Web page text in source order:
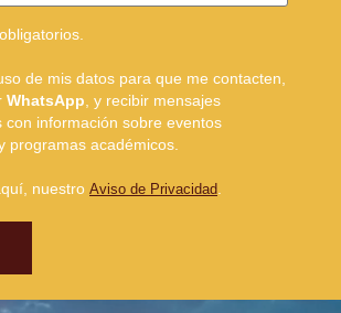
de mis datos para que me contacten,
WhatsApp, y recibir mensajes
con información sobre eventos
programas académicos.
nuestro Aviso de Privacidad.